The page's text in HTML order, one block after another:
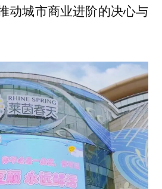
动城市商业进阶的决心与